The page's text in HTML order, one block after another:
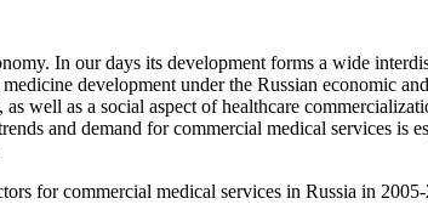
In our days its development forms a wide
development under the Russian economic
well as a social aspect of healthcare
and demand for commercial medical services is
for commercial medical services in Russia in